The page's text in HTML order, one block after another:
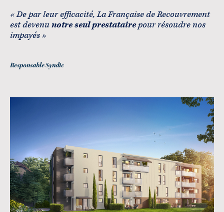
« De par leur efficacité, La Française de Recouvrement
est devenunotre seul prestatairepour résoudre nos
impayés »
Responsable Syndic